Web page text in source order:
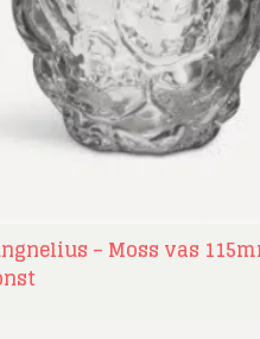
– Moss vas